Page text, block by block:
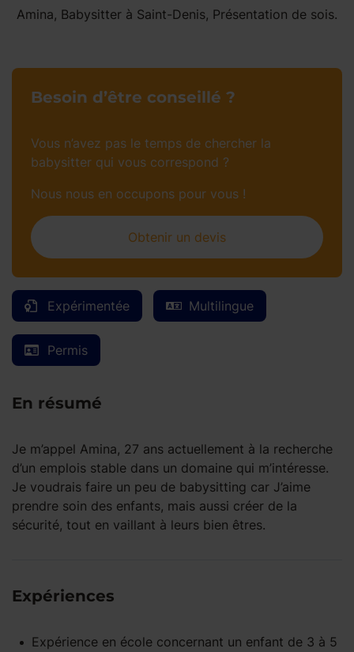
Amina, Babysitter à Saint-Denis, Présentation de sois.
Expérimentée Multilingue
Permis
En résumé
Je m’appel Amina, 27 ans actuellement à la recherche
d’un emplois stable dans un domaine qui m’intéresse.
Je voudrais faire un peu de babysitting car J’aime
prendre soin des enfants, mais aussi créer de la
sécurité, tout en vaillant à leurs bien êtres.
Expériences
Expérience en école concernant un enfant de 3 à 5
Besoin d’être conseillé ?
Vous n’avez pas le temps de chercher la
babysitter qui vous correspond ?
Nous nous en occupons pour vous !
Obtenir un devis